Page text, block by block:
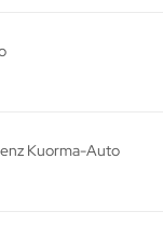
Kuorma-Auto